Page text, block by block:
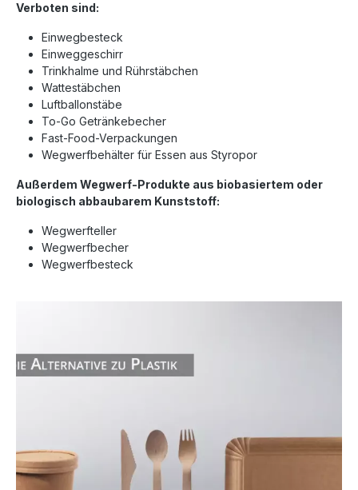
Verboten sind:
Einwegbesteck
Einweggeschirr
Trinkhalme und Rührstäbchen
Wattestäbchen
Luftballonstäbe
To-Go Getränkebecher
Fast-Food-Verpackungen
Wegwerfbehälter für Essen aus Styropor
Außerdem Wegwerf-Produkte aus biobasiertem oder
biologisch abbaubarem Kunststoff:
Wegwerfteller
Wegwerfbecher
Wegwerfbesteck